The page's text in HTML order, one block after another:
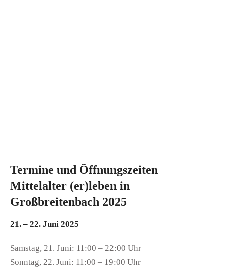
Termine und Öffnungszeiten
Mittelalter (er)leben in
Großbreitenbach 2025
21. – 22. Juni 2025
Samstag, 21. Juni: 11:00 – 22:00 Uhr
Sonntag, 22. Juni: 11:00 – 19:00 Uhr